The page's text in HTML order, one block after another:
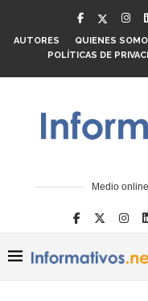
AUTORES QUIENES
POLÍTICAS DE
Medio